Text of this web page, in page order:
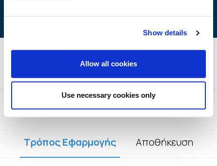
Show details
Allow all cookies
Use necessary cookies only
Τρόπος Εφαρμογής Αποθήκευση